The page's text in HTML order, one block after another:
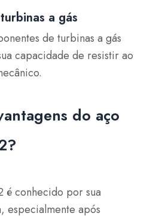
a gás
de turbinas a gás
capacidade de resistir ao
do aço
é conhecido por sua
especialmente após